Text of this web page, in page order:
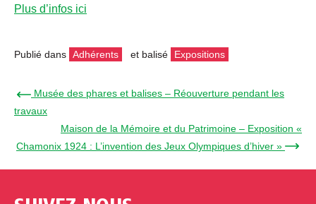
Plus d’infos ici
Publié dans Adhérents et balisé Expositions
← Musée des phares et balises – Réouverture pendant les
travaux
Maison de la Mémoire et du Patrimoine – Exposition «
Chamonix 1924 : L’invention des Jeux Olympiques d’hiver » →